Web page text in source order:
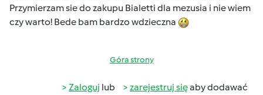
Przymierzam sie do zakupu Bialetti dla mezusia i nie wiem
czy warto! Bede bam bardzo wdzieczna
Góra strony
Zaloguj lub zarejestruj sięaby dodawać